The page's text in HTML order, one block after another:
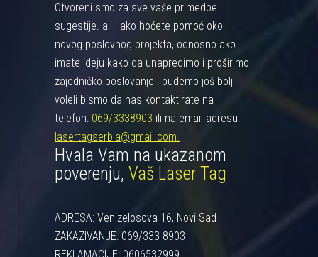
Otvoreni smo za sve vaše primedbe i
sugestije. ali i ako hoćete pomoć oko
novog poslovnog projekta, odnosno ako
imate ideju kako da unapredimo i proširimo
zajedničko poslovanje i budemo još bolji
voleli bismo da nas kontaktirate na
telefon: 069/3338903 ili na email adresu:
lasertagserbia@gmail.com.
Hvala Vam na ukazanom
poverenju, Vaš Laser Tag
ADRESA: Venizelosova 16, Novi Sad
ZAKAZIVANJE: 069/333-8903